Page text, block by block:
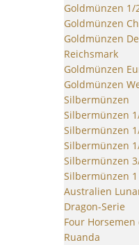
Goldmünzen 1/
Goldmünzen
Goldmünzen
Reichsmark
Goldmünzen
Goldmünzen
Silbermünzen
Silbermünzen
Silbermünzen
Silbermünzen
Silbermünzen
Silbermünzen 1
Australien
Dragon-Serie
Four
Ruanda